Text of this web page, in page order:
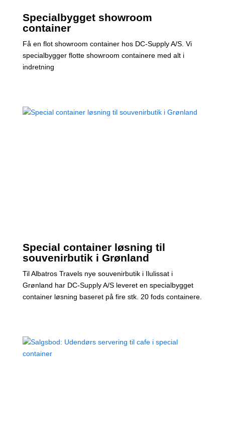
Specialbygget showroom
container
Få en flot showroom container hos DC-Supply A/S. Vi
specialbygger flotte showroom containere med alt i
indretning
Special container løsning til
souvenirbutik i Grønland
Til Albatros Travels nye souvenirbutik i Ilulissat i
Grønland har DC-Supply A/S leveret en specialbygget
container løsning baseret på fire stk. 20 fods containere.